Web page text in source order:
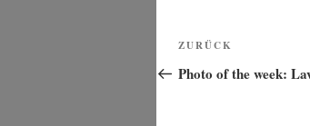
Vorheriger
Beitrag
ZURÜCK
Photo of the week: